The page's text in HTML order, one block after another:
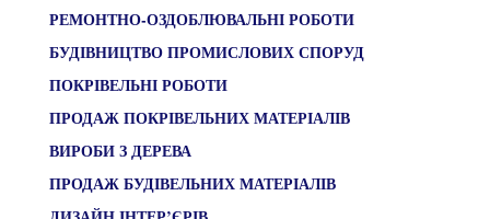
РЕМОНТНО-ОЗДОБЛЮВАЛЬНІ РОБОТИ
БУДІВНИЦТВО ПРОМИСЛОВИХ СПОРУД
ПОКРІВЕЛЬНІ РОБОТИ
ПРОДАЖ ПОКРІВЕЛЬНИХ МАТЕРІАЛІВ
ВИРОБИ З ДЕРЕВА
ПРОДАЖ БУДІВЕЛЬНИХ МАТЕРІАЛІВ